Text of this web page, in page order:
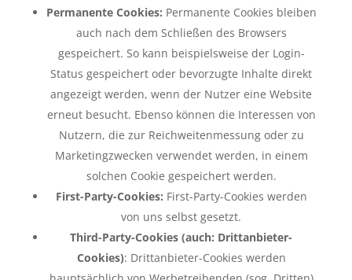
Permanente Cookies: Permanente Cookies bleiben
auch nach dem Schließen des Browsers
gespeichert. So kann beispielsweise der Login-
Status gespeichert oder bevorzugte Inhalte direkt
angezeigt werden, wenn der Nutzer eine Website
erneut besucht. Ebenso können die Interessen von
Nutzern, die zur Reichweitenmessung oder zu
Marketingzwecken verwendet werden, in einem
solchen Cookie gespeichert werden.
First-Party-Cookies: First-Party-Cookies werden
von uns selbst gesetzt.
Third-Party-Cookies (auch: Drittanbieter-
Cookies): Drittanbieter-Cookies werden